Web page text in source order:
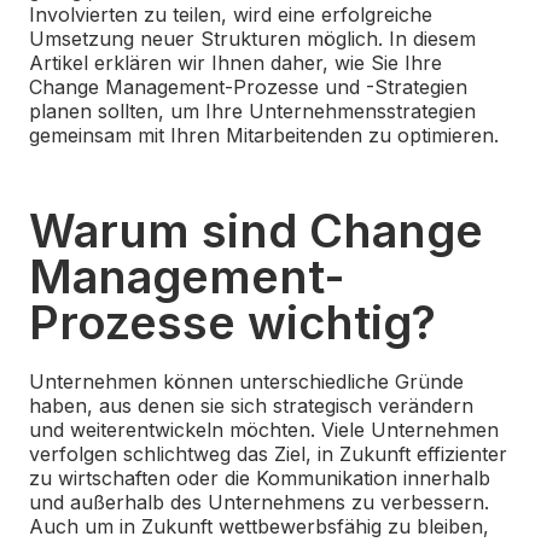
Involvierten zu teilen, wird eine erfolgreiche
Umsetzung neuer Strukturen möglich. In diesem
Artikel erklären wir Ihnen daher, wie Sie Ihre
Change Management-Prozesse und -Strategien
planen sollten, um Ihre Unternehmensstrategien
gemeinsam mit Ihren Mitarbeitenden zu optimieren.
Warum sind Change
Management-
Prozesse wichtig?
Unternehmen können unterschiedliche Gründe
haben, aus denen sie sich strategisch verändern
und weiterentwickeln möchten. Viele Unternehmen
verfolgen schlichtweg das Ziel, in Zukunft effizienter
zu wirtschaften oder die Kommunikation innerhalb
und außerhalb des Unternehmens zu verbessern.
Auch um in Zukunft wettbewerbsfähig zu bleiben,